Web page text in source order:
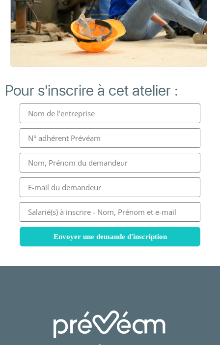
Pour s'inscrire à cet atelier :
Envoyer une demande d'inscription